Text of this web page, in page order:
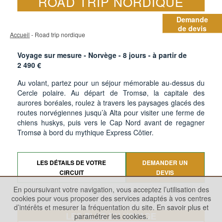
Demande
de devis
Accueil - Road trip nordique
Voyage sur mesure - Norvège - 8 jours - à partir de
2 490 €
Au volant, partez pour un séjour mémorable au-dessus du
Cercle polaire. Au départ de Tromsø, la capitale des
aurores boréales, roulez à travers les paysages glacés des
routes norvégiennes jusqu’à Alta pour visiter une ferme de
chiens huskys, puis vers le Cap Nord avant de regagner
Tromsø à bord du mythique Express Côtier.
LES DÉTAILS DE VOTRE
CIRCUIT
DEMANDER UN
DEVIS
LES PLUS DU VOYAGE
En poursuivant votre navigation, vous acceptez l’utilisation des
cookies pour vous proposer des services adaptés à vos centres
d’intérêts et mesurer la fréquentation du site. En savoir plus et
paramétrer les cookies.